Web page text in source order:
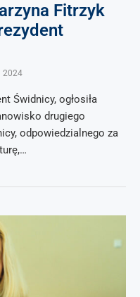
Fitrzyk
2024
Świdnicy, ogłosiła
drugiego
odpowiedzialnego za